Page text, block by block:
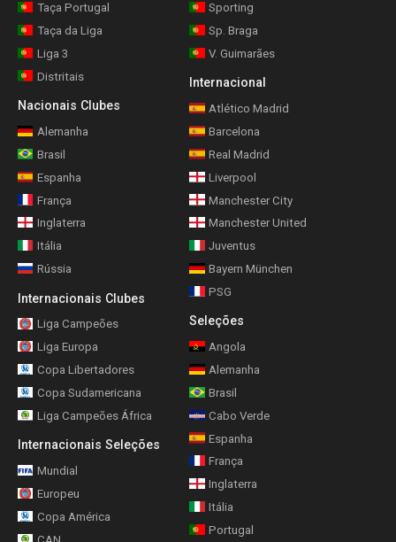
Taça Portugal
Taça da Liga
Liga 3
Distritais
Nacionais Clubes
Alemanha
Brasil
Espanha
França
Inglaterra
Itália
Rússia
Internacionais Clubes
Liga Campeões
Liga Europa
Copa Libertadores
Copa Sudamericana
Liga Campeões África
Internacionais Seleções
Mundial
Europeu
Copa América
Sporting
Sp. Braga
V. Guimarães
Internacional
Atlético Madrid
Barcelona
Real Madrid
Liverpool
Manchester City
Manchester United
Juventus
Bayern München
PSG
Seleções
Angola
Alemanha
Brasil
Cabo Verde
Espanha
França
Inglaterra
Itália
Portugal